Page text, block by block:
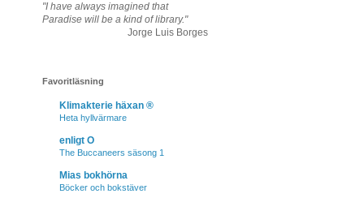
"I have always imagined that
Paradise will be a kind of library."
Jorge Luis Borges
Favoritläsning
Klimakterie häxan ®
Heta hyllvärmare
enligt O
The Buccaneers säsong 1
Mias bokhörna
Böcker och bokstäver